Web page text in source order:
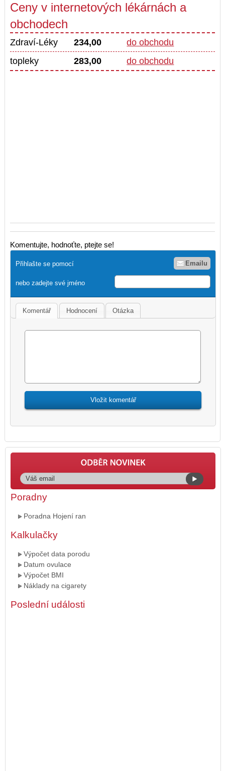
Ceny v internetových lékárnách a
obchodech
Zdraví-Léky 234,00
do obchodu
topleky
283,00 do obchodu
Komentujte, hodnoťte, ptejte se!
Přihlašte se pomocí Emailu
nebo zadejte své jméno
Komentář Hodnocení Otázka
Poradny
Poradna Hojení ran
Kalkulačky
Výpočet data porodu
Datum ovulace
Výpočet BMI
Náklady na cigarety
Poslední události